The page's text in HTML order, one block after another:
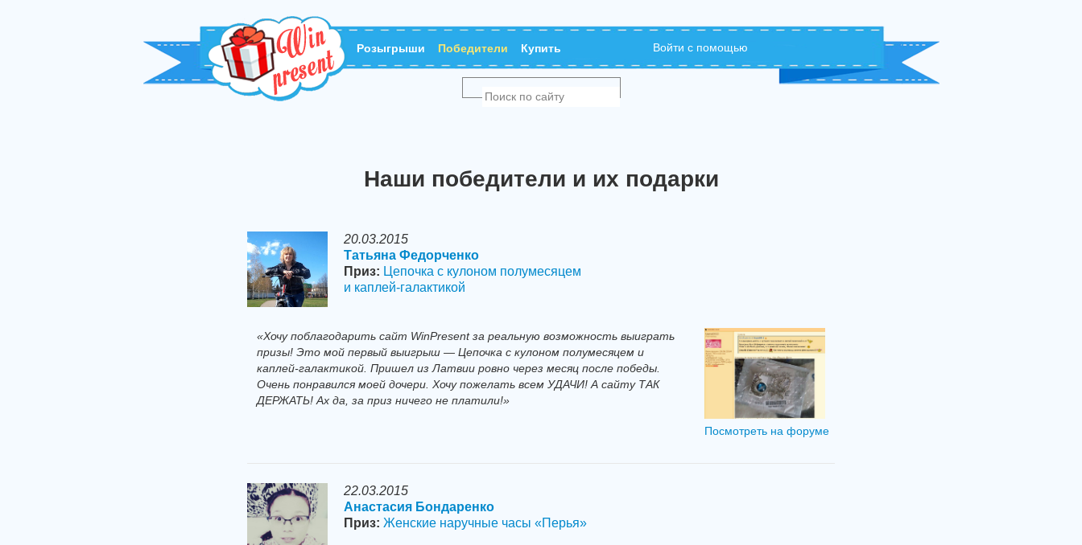
Розыгрыши Победители Купить Войти с помощью
Наши победители и их подарки
20.03.2015
Татьяна Федорченко
Приз: Цепочка с кулоном полумесяцем
и каплей-галактикой
«Хочу поблагодарить сайт WinPresent за реальную возможность выиграть
призы! Это мой первый выигрыш — Цепочка с кулоном полумесяцем и
каплей-галактикой. Пришел из Латвии ровно через месяц после победы.
Очень понравился моей дочери. Хочу пожелать всем УДАЧИ! А сайту ТАК
ДЕРЖАТЬ! Ах да, за приз ничего не платили!»
Посмотреть на форуме
22.03.2015
Анастасия Бондаренко
Приз: Женские наручные часы «Перья»